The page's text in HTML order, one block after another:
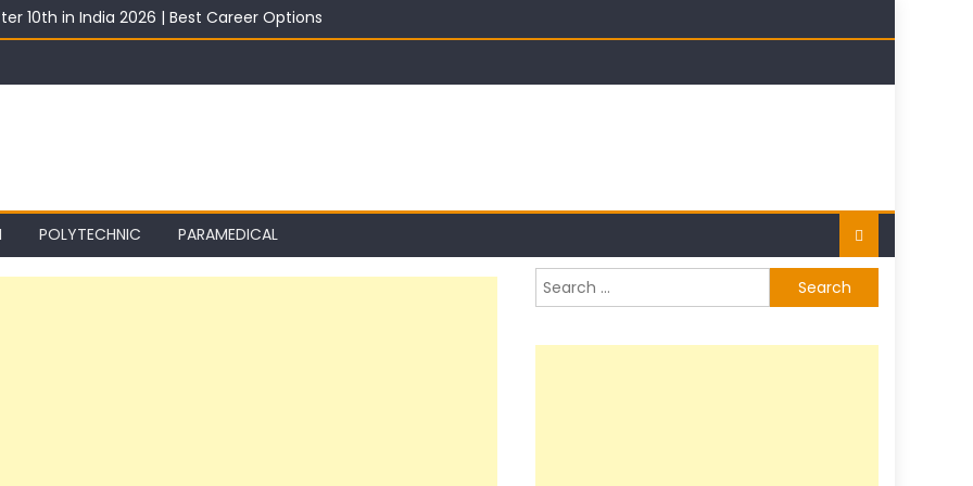
10th in India 2026 | Best Career Options
With Salary 2026 | Top Career Options
2026: Best ITI Trade, Salary & Job Scope
Wise: Expected Marks, Rank List & Merit List
POLYTECHNIC PARAMEDICAL
Search
for: